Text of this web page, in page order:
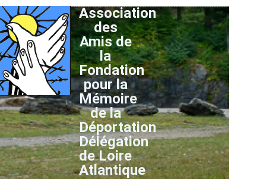
Association
des
Amis de
la
Fondation
pour la
Mémoire
de la
Déportation
Délégation
de Loire
Atlantique